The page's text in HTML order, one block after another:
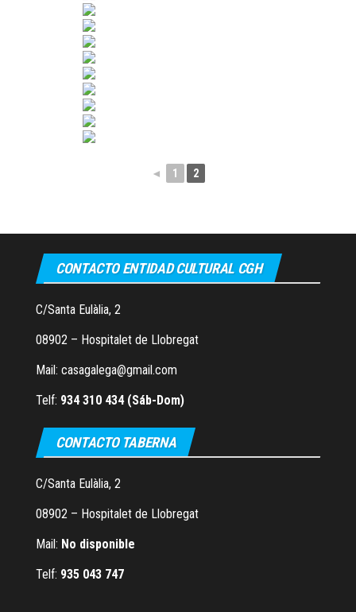
◄ 1 2
CONTACTO ENTIDAD CULTURAL CGH
C/Santa Eulàlia, 2
08902 – Hospitalet de Llobregat
Mail: casagalega@gmail.com
Telf: 934 310 434 (Sáb-Dom)
CONTACTO TABERNA
C/Santa Eulàlia, 2
08902 – Hospitalet de Llobregat
Mail: No disponible
Telf: 935 043 747